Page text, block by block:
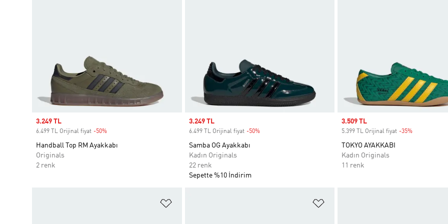
Sale price
3.249 TL
6.499 TL Orijinal fiyat -50%
Handball Top RM Ayakkabı
Originals
2 renk
Sale price
3.249 TL
6.499 TL Orijinal fiyat -50%Discount
Samba OG Ayakkabı
Kadın Originals
22 renk
Sepette %10 İndirim
Sale price
3.509 TL
5.399 TL Orijinal fiyat -35%
TOKYO AYAKKABI
Kadın Originals
11 renk